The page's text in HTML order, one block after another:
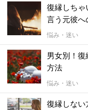
復縁しちゃ
言う元彼へ
悩み・迷い
男女別！
方法
悩み・迷い
復縁しな